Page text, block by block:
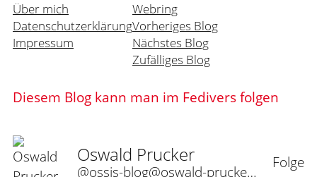
Über mich
Datenschutzerklärung
Impressum
Webring
Vorheriges Blog
Nächstes Blog
Zufälliges Blog
Diesem Blog kann man im Fedivers folgen
Oswald Prucker
@ossis-blog@oswald-prucker.de
Folge